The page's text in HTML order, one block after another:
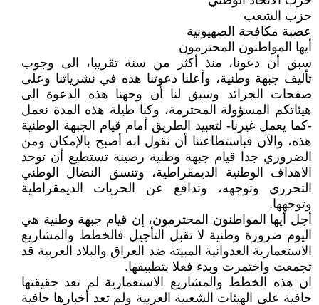
حزب الشعب
عصبة مكافحة الصهيونية
أيها المواطنون المحترمون
سبق أن دعونا، منذ أكثر من سنة تقريبا، الى وجوب
تأليف جبهة وطنية، وأعلنا دعوتنا هذه في نشرياتنا وعلى
صفحات الجرائد وسبق لنا أن وجهنا هذه الدعوة الى
هيئاتكم المسؤولة المحترمة، وكنا طيلة هذه المدة نعمل
-كما يعمل غيرنا- لتعبيد الطريق أمام قيام الجبهة الوطنية
هذه، والآن فباستطاعتنا أن نقول انه أصبح بالإمكان ومن
الضروري جدا قيام جبهة وطنية رصينة تستطيع أن توحد
الاهداف الوطنية الديمقراطية، وتنسق النضال الوطني
التحرري وتوجهه، وتدافع عن الحريات الديمقراطية
وتوجهها.
أجل أيها المواطنون المحترمون، إن قيام جبهة وطنية هي
اليوم ضرورة وطنية لا تقبل التأجيل فالخطط والمشاريع
الاستعمارية العدوانية المبيتة ضد العراق والبلاد العربية قد
تجمعت واختمرت وبدء فعلا بتطبيقها.
ان هذه الخطط والمشاريع الاستعمارية لم تعد حقيقتها
خافية على الهيئات الشعبية العربية ولم تعد أخبارها خافية